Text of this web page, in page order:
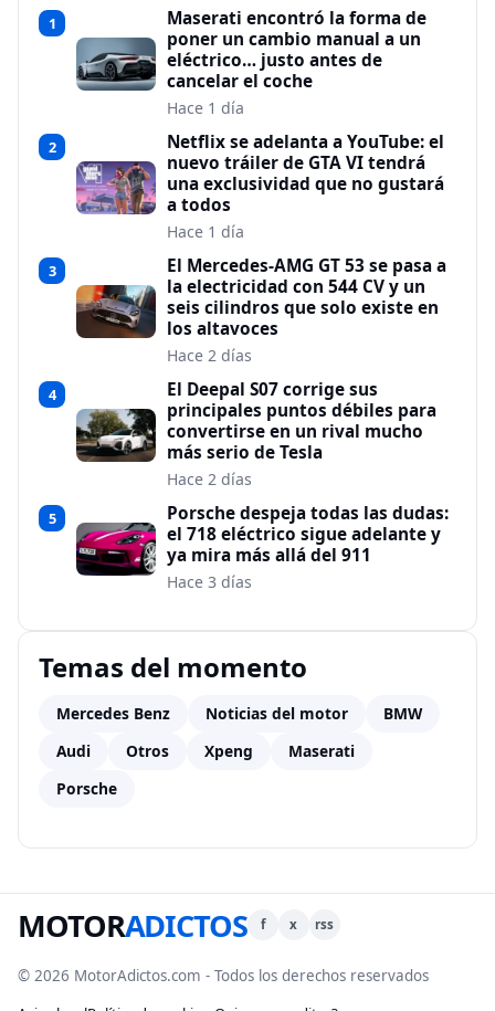
1
Maserati encontró la forma de
poner un cambio manual a un
eléctrico… justo antes de
cancelar el coche
Hace 1 día
2
Netflix se adelanta a YouTube: el
nuevo tráiler de GTA VI tendrá
una exclusividad que no gustará
a todos
Hace 1 día
3
El Mercedes-AMG GT 53 se pasa a
la electricidad con 544 CV y un
seis cilindros que solo existe en
los altavoces
Hace 2 días
4
El Deepal S07 corrige sus
principales puntos débiles para
convertirse en un rival mucho
más serio de Tesla
Hace 2 días
5
Porsche despeja todas las dudas:
el 718 eléctrico sigue adelante y
ya mira más allá del 911
Hace 3 días
Temas del momento
Mercedes Benz Noticias del motor
BMW
Audi
Otros Xpeng
Maserati
Porsche
MOTORADICTOS f x rss
© 2026 MotorAdictos.com - Todos los derechos reservados